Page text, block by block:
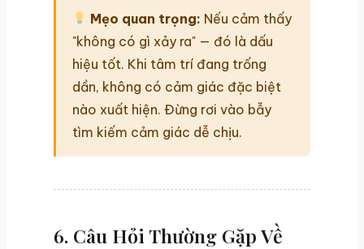
Mẹo quan trọng: Nếu cảm thấy
"không có gì xảy ra" — đó là dấu
hiệu tốt. Khi tâm trí đang trống
dần, không có cảm giác đặc biệt
nào xuất hiện. Đừng rơi vào bẫy
tìm kiếm cảm giác dễ chịu.
6. Câu Hỏi Thường Gặp Về